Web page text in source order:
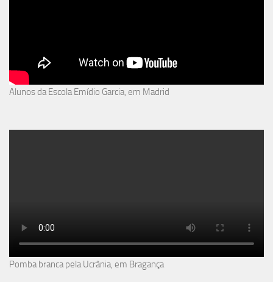
Alunos da Escola Emídio Garcia, em Madrid
Pomba branca pela Ucrânia, em Bragança